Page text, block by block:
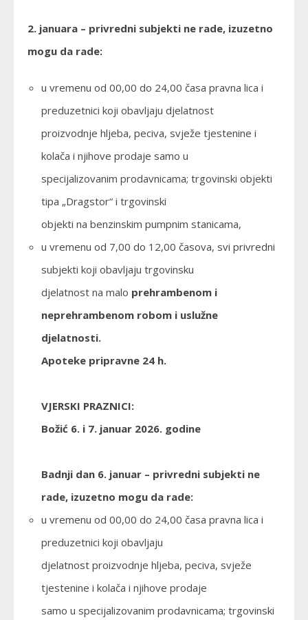
2. januara – privredni subjekti ne rade, izuzetno
mogu da rade:
u vremenu od 00,00 do 24,00 časa pravna lica i
preduzetnici koji obavljaju djelatnost
proizvodnje hljeba, peciva, svježe tjestenine i
kolača i njihove prodaje samo u
specijalizovanim prodavnicama; trgovinski objekti
tipa „Dragstor“ i trgovinski
objekti na benzinskim pumpnim stanicama,
u vremenu od 7,00 do 12,00 časova, svi privredni
subjekti koji obavljaju trgovinsku
djelatnost na malo prehrambenom i
neprehrambenom robom i uslužne
djelatnosti.
Apoteke pripravne 24 h.
VJERSKI PRAZNICI:
Božić 6. i 7. januar 2026. godine
Badnji dan 6. januar – privredni subjekti ne
rade, izuzetno mogu da rade:
u vremenu od 00,00 do 24,00 časa pravna lica i
preduzetnici koji obavljaju
djelatnost proizvodnje hljeba, peciva, svježe
tjestenine i kolača i njihove prodaje
samo u specijalizovanim prodavnicama; trgovinski